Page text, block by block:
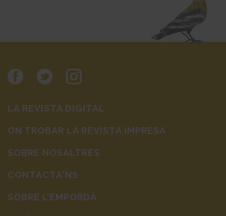
LA REVISTA DIGITAL
ON TROBAR LA REVISTA IMPRESA
SOBRE NOSALTRES
CONTACTA'NS
SOBRE L’EMPORDÀ